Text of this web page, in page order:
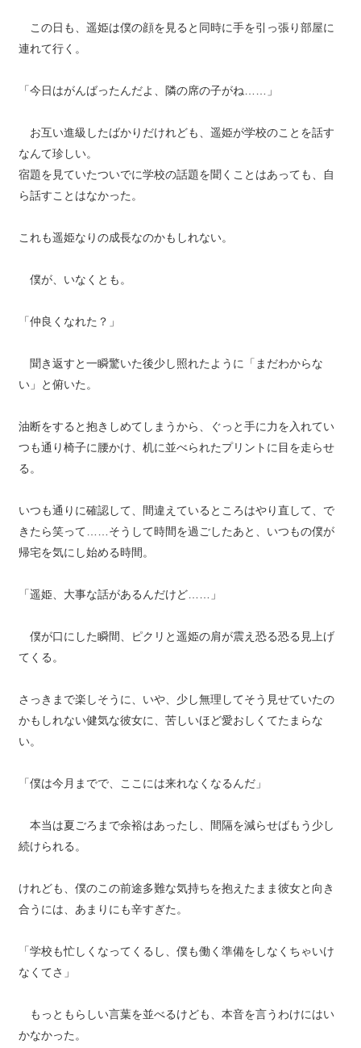
この日も、遥姫は僕の顔を見ると同時に手を引っ張り部屋に
連れて行く。
「今日はがんばったんだよ、隣の席の子がね……」
お互い進級したばかりだけれども、遥姫が学校のことを話す
なんて珍しい。
宿題を見ていたついでに学校の話題を聞くことはあっても、自
ら話すことはなかった。
これも遥姫なりの成長なのかもしれない。
僕が、いなくとも。
「仲良くなれた？」
聞き返すと一瞬驚いた後少し照れたように「まだわからな
い」と俯いた。
油断をすると抱きしめてしまうから、ぐっと手に力を入れてい
つも通り椅子に腰かけ、机に並べられたプリントに目を走らせ
る。
いつも通りに確認して、間違えているところはやり直して、で
きたら笑って……そうして時間を過ごしたあと、いつもの僕が
帰宅を気にし始める時間。
「遥姫、大事な話があるんだけど……」
僕が口にした瞬間、ピクリと遥姫の肩が震え恐る恐る見上げ
てくる。
さっきまで楽しそうに、いや、少し無理してそう見せていたの
かもしれない健気な彼女に、苦しいほど愛おしくてたまらな
い。
「僕は今月までで、ここには来れなくなるんだ」
本当は夏ごろまで余裕はあったし、間隔を減らせばもう少し
続けられる。
けれども、僕のこの前途多難な気持ちを抱えたまま彼女と向き
合うには、あまりにも辛すぎた。
「学校も忙しくなってくるし、僕も働く準備をしなくちゃいけ
なくてさ」
もっともらしい言葉を並べるけども、本音を言うわけにはい
かなかった。